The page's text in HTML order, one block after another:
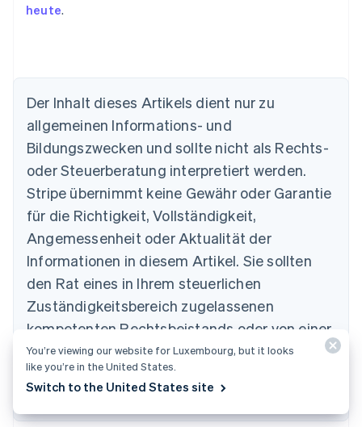
heute.
Der Inhalt dieses Artikels dient nur zu
allgemeinen Informations- und
Bildungszwecken und sollte nicht als Rechts-
oder Steuerberatung interpretiert werden.
Stripe übernimmt keine Gewähr oder Garantie
für die Richtigkeit, Vollständigkeit,
Angemessenheit oder Aktualität der
Informationen in diesem Artikel. Sie sollten
den Rat eines in Ihrem steuerlichen
Zuständigkeitsbereich zugelassenen
kompetenten Rechtsbeistands oder von einer
Steuerberatungsstelle einholen und sich
hinsichtlich Ihrer speziellen Situation beraten
lassen.
Australien
English
Belgien
Nederlands Français DeutschEnglish
Brasilien
PortuguêsEnglish
English
Dänemark
English
Deutschland
Deutsch English
Estland
Festlandchina
简体中文 English
Finnland
Frankreich
You’re viewing our website for Luxembourg, but it looks
like you’re in the United States.
Switch to the United States site